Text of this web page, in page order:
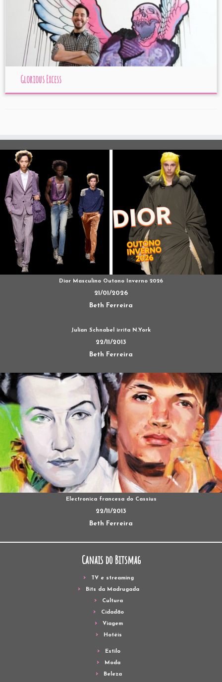
Glorious Excess
Dior Masculino Outono Inverno 2026
21/01/2026
Beth Ferreira
Julian Schnabel irrita N.York
22/11/2013
Beth Ferreira
Electronica francesa do Cassius
22/11/2013
Beth Ferreira
Canais do Bitsmag
TV e streaming
Bits da Madrugada
Cultura
Cidadão
Viagem
Hotéis
Estilo
Moda
Beleza